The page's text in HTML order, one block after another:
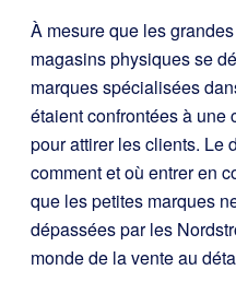
À mesure que les
magasins physiques se
marques spécialisées
étaient confrontées à une
pour attirer les clients. Le
comment et où entrer en
que les petites marques
dépassées par les
monde de la vente au